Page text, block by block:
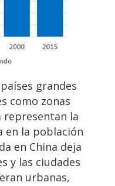
grandes
como zonas
representan la
en la población
en China deja
y las ciudades
urbanas,